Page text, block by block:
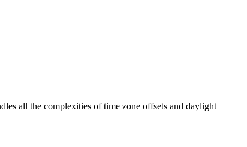
all the complexities of time zone offsets and daylight